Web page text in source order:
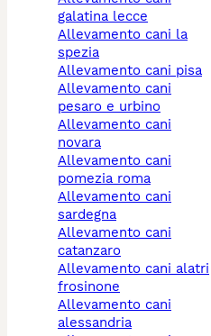
galatina lecce
allevamento cani la
spezia
allevamento cani pisa
allevamento cani
pesaro e urbino
allevamento cani
novara
allevamento cani
pomezia roma
allevamento cani
sardegna
allevamento cani
catanzaro
allevamento cani alatri
frosinone
allevamento cani
alessandria